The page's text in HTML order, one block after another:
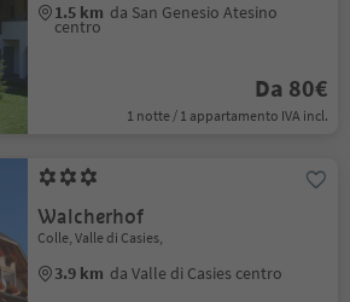
1.5 km da San Genesio Atesino
centro
Da 80€
1 notte / 1 appartamento IVA incl.
Walcherhof
Colle, Valle di Casies,
3.9 km da Valle di Casies centro